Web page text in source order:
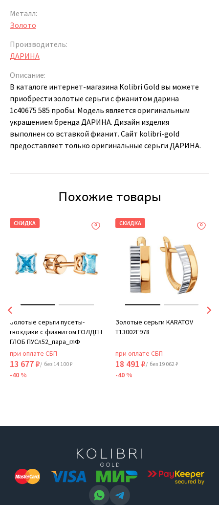
Металл:
Золото
Производитель:
ДАРИНА
Описание:
В каталоге интернет-магазина Kolibri Gold вы можете
приобрести золотые серьги с фианитом дарина
1c40675 585 пробы. Модель является оригинальным
украшением бренда ДАРИНА. Дизайн изделия
выполнен со вставкой фианит. Сайт kolibri-gold
предоставляет только оригинальные серьги ДАРИНА.
Похожие товары
СКИДКА
Золотые серьги пусеты-
гвоздики с фианитом ГОЛДЕН
ГЛОБ ПУСл52_пара_глФ
при оплате СБП
13 677 ₽/ без 14 100 ₽
-40 %
СКИДКА
Золотые серьги KARATOV
Т13002Г978
при оплате СБП
18 491 ₽/ без 19 062 ₽
-40 %